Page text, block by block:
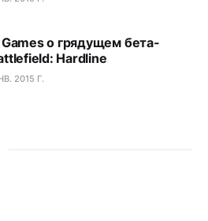
о грядущем бета-
Hardline
2015 Г.